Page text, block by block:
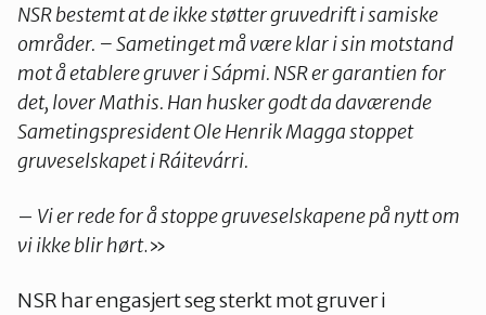
NSRbestemtatdeikkestøttergruvedriftisamiske
områder. –Sametingetmåværeklarisinmotstand
motåetableregruveriSápmi. NSRergarantien for
det, loverMathis. Han huskergodtdadaværende
SametingspresidentOleHenrikMaggastoppet
gruveselskapetiRáitevárri.
– Vierredeforåstoppegruveselskapenepånyttom
viikkeblirhørt.»
NSR har engasjert seg sterkt mot gruver i